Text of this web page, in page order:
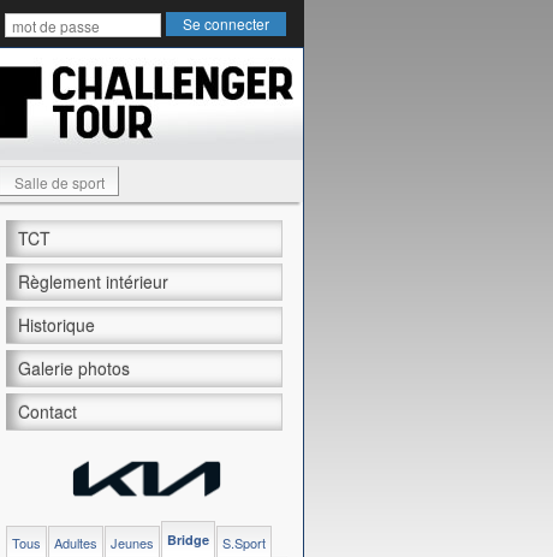
Salle de sport
TCT
Règlement intérieur
Historique
Galerie photos
Contact
Tous Adultes Jeunes Bridge S.Sport